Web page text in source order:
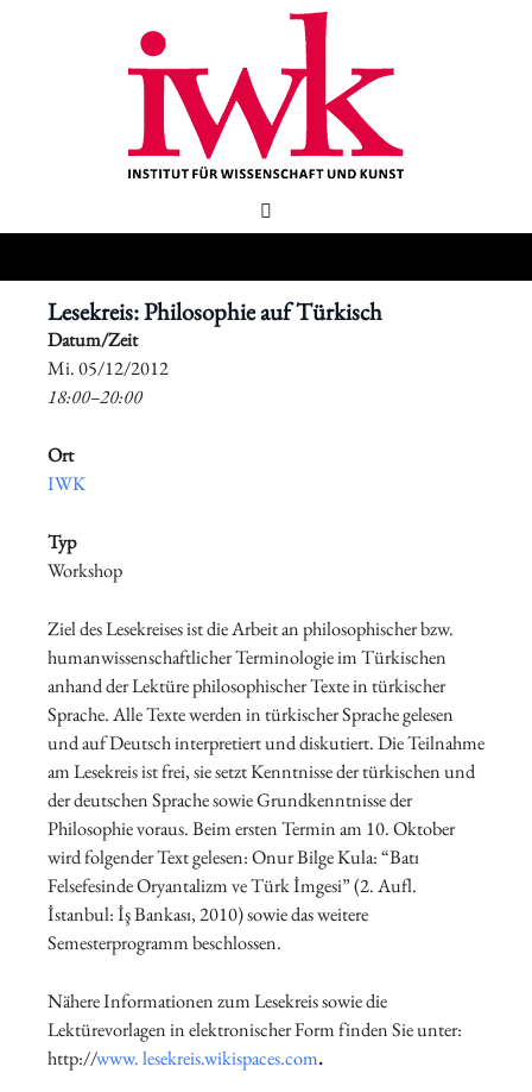
Lesekreis: Philosophie auf Türkisch
Datum/Zeit
​Mi. 05/12/2012
18:00–20:00
Ort
IWK
Typ
Workshop
Ziel des Lesekreises ist die Arbeit an philosophischer bzw.
humanwissenschaftlicher Terminologie im Türkischen
anhand der Lektüre philosophischer Texte in türkischer
Sprache. Alle Texte werden in türkischer Sprache gelesen
und auf Deutsch interpretiert und diskutiert. Die Teilnahme
am Lesekreis ist frei, sie setzt Kenntnisse der türkischen und
der deutschen Sprache sowie Grundkenntnisse der
Philosophie voraus. Beim ersten Termin am 10. Oktober
wird folgender Text gelesen: Onur Bilge Kula: “Batı
Felsefesinde Oryan­talizm ve Türk İmgesi” (2. Aufl.
İstanbul: İş Bankası, 2010) sowie das weitere
Semesterprogramm beschlossen.
Nähere Informationen zum Lesekreis sowie die
Lektürevorlagen in elektronischer Form finden Sie unter:
http://www. lesekreis.wikispaces.com.